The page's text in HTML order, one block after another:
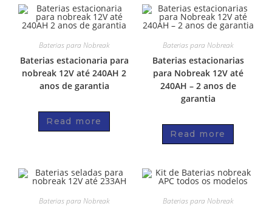
Baterias para Nobreak
Baterias estacionaria para
nobreak 12V até 240AH 2
anos de garantia
Read more
Baterias para Nobreak
Baterias estacionarias
para Nobreak 12V até
240AH – 2 anos de
garantia
Read more
Baterias para Nobreak Baterias para Nobreak